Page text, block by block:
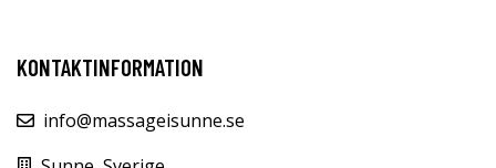
KONTAKTINFORMATION
info@massageisunne.se